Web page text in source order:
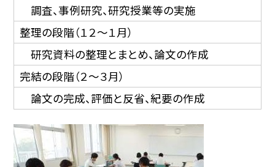
調査、事例研究、研究授業等の実施
整理の段階（１２〜１月）
研究資料の整理とまとめ、論文の作成
完結の段階（２〜３月）
論文の完成、評価と反省、紀要の作成